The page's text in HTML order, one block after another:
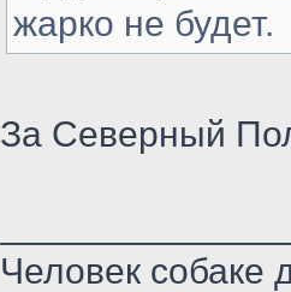
жарко не будет.
За Северный
Человек собаке